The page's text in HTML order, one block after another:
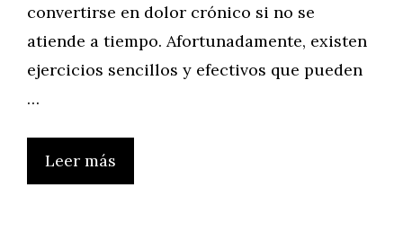
convertirse en dolor crónico si no se
atiende a tiempo. Afortunadamente, existen
ejercicios sencillos y efectivos que pueden
…
Leer más